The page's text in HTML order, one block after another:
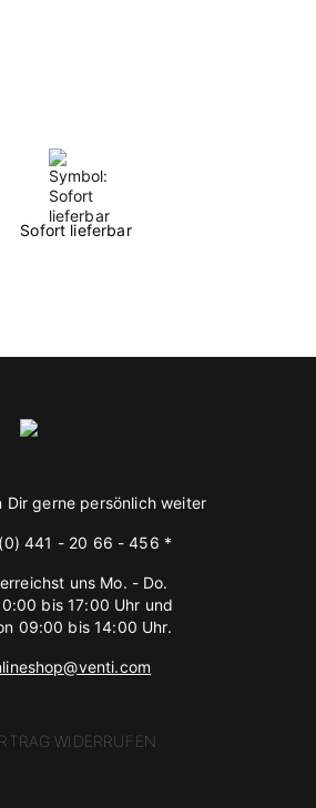
Sofort lieferbar
Dir gerne persönlich weiter
441 - 20 66 - 456 *
uns Mo. - Do.
bis 17:00 Uhr und
09:00 bis 14:00 Uhr.
WIDERRUFEN